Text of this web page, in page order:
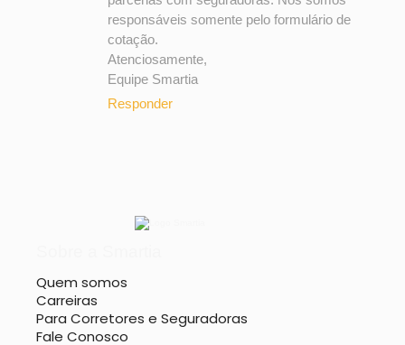
responsáveis somente pelo formulário de
cotação.
Atenciosamente,
Equipe Smartia
Responder
Quem somos
Carreiras
Para Corretores e Seguradoras
Fale Conosco